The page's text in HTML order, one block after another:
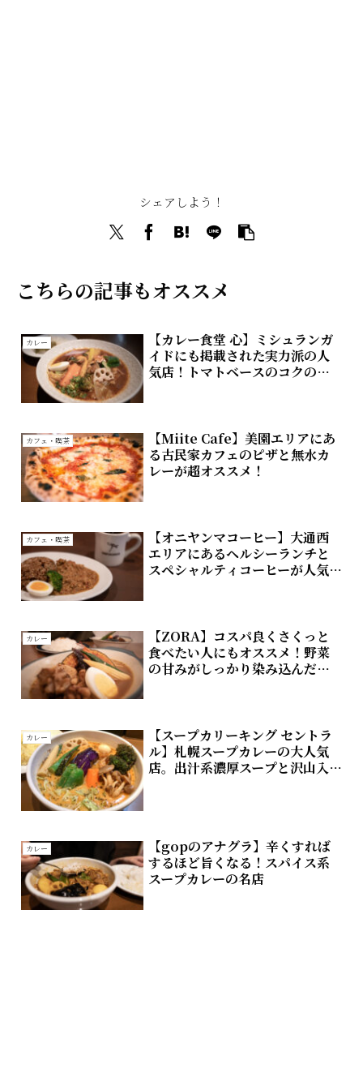
シェアしよう！
こちらの記事もオススメ
カレー
【カレー食堂 心】ミシュランガ
イドにも掲載された実力派の人
気店！トマトベースのコクのあ
カフェ・喫茶
【Miite Cafe】美園エリアにあ
る古民家カフェのピザと無水カ
レーが超オススメ！
カフェ・喫茶
【オニヤンマコーヒー】大通西
エリアにあるヘルシーランチと
スペシャルティコーヒーが人気
カレー
【ZORA】コスパ良くさくっと
食べたい人にもオススメ！野菜
の甘みがしっかり染み込んださ
カレー
【スープカリーキング セントラ
ル】札幌スープカレーの大人気
店。出汁系濃厚スープと沢山入
カレー
【gopのアナグラ】辛くすれば
するほど旨くなる！スパイス系
スープカレーの名店